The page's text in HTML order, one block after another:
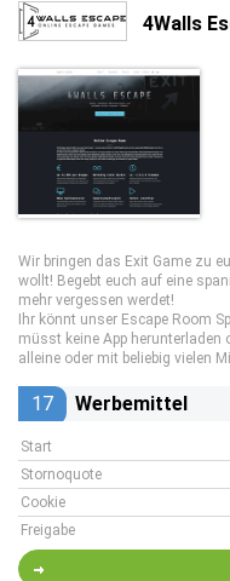
4Walls
Wir bringen das Exit Game zu
wollt! Begebt euch auf eine
mehr vergessen werdet!
Ihr könnt unser Escape Room
müsst keine App herunterladen
alleine oder mit beliebig vielen
17 Werbemittel
Start
Stornoquote
Cookie
Freigabe